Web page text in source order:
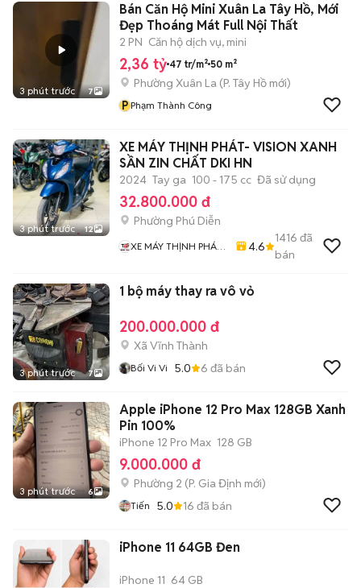
3 phút trước 7
Bán Căn Hộ Mini Xuân La Tây Hồ, Mới
Đẹp Thoáng Mát Full Nội Thất
2 PN Căn hộ dịch vụ, mini
2,36 tỷ 47 tr/m² 50 m²
Phường Xuân La (P. Tây Hồ mới)
P Phạm Thành Công
3 phút trước 12
XE MÁY THỊNH PHÁT- VISION XANH
SẦN ZIN CHẤT DKI HN
2024 Tay ga 100 - 175 cc Đã sử dụng
32.800.000 đ
Phường Phú Diễn
XE MÁY THỊNH PHÁT
4.6
1416 đã
bán
3 phút trước 7
1 bộ máy thay ra vô vỏ
200.000.000 đ
Xã Vĩnh Thành
Bối Vi Vi 5.0 6 đã bán
3 phút trước 6
Apple iPhone 12 Pro Max 128GB Xanh
Pin 100%
iPhone 12 Pro Max 128 GB
9.000.000 đ
Phường 2 (P. Gia Định mới)
Tiến 5.0 16 đã bán
iPhone 11 64GB Đen
iPhone 11 64 GB